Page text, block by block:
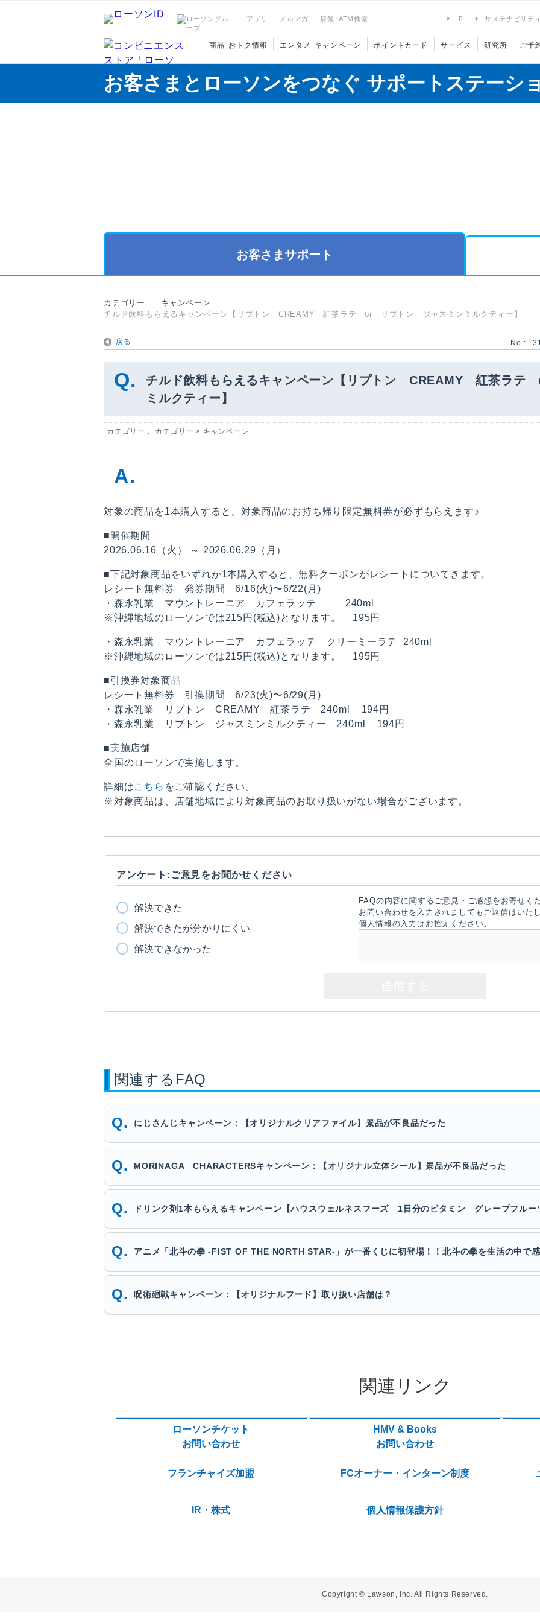
アプリ メルマガ 店舗･ATM検索 IR サステナビリティ
商品･おトク情報 エンタメ･キャンペーン ポイントカード サービス 研究所 ご予
お客さまとローソンをつなぐ サポートステーシ
お客さまサポート
カテゴリー
キャンペーン
チルド飲料もらえるキャンペーン【リプトン CREAMY 紅茶ラテ or リプトン ジャスミンミルクティー】
戻る No :
チルド飲料もらえるキャンペーン【リプトン CREAMY 紅茶ラ
ミルクティー】
カテゴリー : カテゴリー > キャンペーン
対象の商品を1本購入すると、対象商品のお持ち帰り限定無料券が必ずもらえます♪
■開催期間
2026.06.16（火） ～ 2026.06.29（月）
■下記対象商品をいずれか1本購入すると、無料クーポンがレシートについてきます。
レシート無料券 発券期間 6/16(火)〜6/22(月)
・森永乳業 マウントレーニア カフェラッテ 240ml
※沖縄地域のローソンでは215円(税込)となります。 195円
・森永乳業 マウントレーニア カフェラッテ クリーミーラテ 240ml
※沖縄地域のローソンでは215円(税込)となります。 195円
■引換券対象商品
レシート無料券 引換期間 6/23(火)〜6/29(月)
・森永乳業 リプトン CREAMY 紅茶ラテ 240ml 194円
・森永乳業 リプトン ジャスミンミルクティー 240ml 194円
■実施店舗
全国のローソンで実施します。
詳細はこちら をご確認ください。
※対象商品は、店舗地域により対象商品のお取り扱いがない場合がございます。
アンケート:ご意見をお聞かせください
解決できた
解決できたが分かりにくい
解決できなかった
FAQの内容に関するご意見・ご感想をお寄せく
お問い合わせを入力されましてもご返信はいた
個人情報の入力はお控えください。
関連するFAQ
にじさんじキャンペーン：【オリジナルクリアファイル】景品が不良品だった
MORINAGA CHARACTERSキャンペーン：【オリジナル立体シール】景品が不良品だった
ドリンク剤1本もらえるキャンペーン【ハウスウェルネスフーズ 1日分のビタミン グレープフルー
アニメ「北斗の拳 -FIST OF THE NORTH STAR-」が一番くじに初登場！！北斗の拳を生活の中で
呪術廻戦キャンペーン：【オリジナルフード】取り扱い店舗は？
関連リンク
ローソンチケット
お問い合わせ
HMV & Books
お問い合わせ
フランチャイズ加盟 FCオーナー・インターン制度
IR・株式 個人情報保護方針
Copyright © Lawson, Inc. All Rights Reserved.